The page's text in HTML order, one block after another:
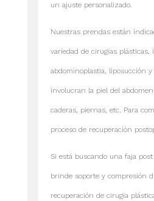
un ajuste personalizado.
Nuestras prendas están
variedad de cirugías plásticas,
abdominoplastia, liposucción
involucran la piel del
caderas, piernas, etc. Para
proceso de recuperación
Si está buscando una faja
brinde soporte y compresión
recuperación de cirugía